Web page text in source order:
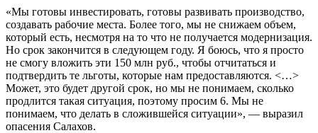
«Мы готовы инвестировать, готовы развивать производство,
создавать рабочие места. Более того, мы не снижаем объем,
который есть, несмотря на то что не получается модернизация.
Но срок закончится в следующем году. Я боюсь, что я просто
не смогу вложить эти 150 млн руб., чтобы отчитаться и
подтвердить те льготы, которые нам предоставляются. <…>
Может, это будет другой срок, но мы не понимаем, сколько
продлится такая ситуация, поэтому просим 6. Мы не
понимаем, что делать в сложившейся ситуации», — выразил
опасения Салахов.